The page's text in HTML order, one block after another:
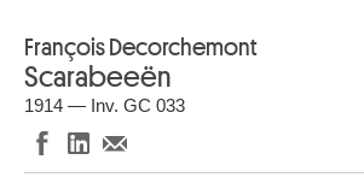
François Decorchemont
Scarabeeën
1914 — Inv. GC 033